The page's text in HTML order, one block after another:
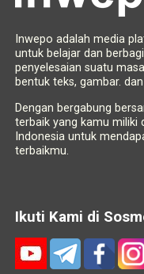
Inwepo adalah media
untuk belajar dan
penyelesaian suatu
bentuk teks, gambar.
Dengan bergabung
terbaik yang kamu miliki
Indonesia untuk
terbaikmu.
Ikuti Kami di